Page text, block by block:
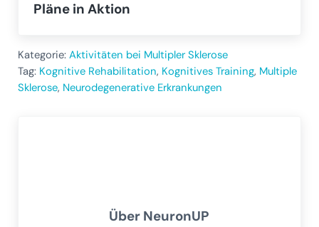
Pläne in Aktion
Kategorie: Aktivitäten bei Multipler Sklerose
Tag: Kognitive Rehabilitation, Kognitives Training, Multiple
Sklerose, Neurodegenerative Erkrankungen
Über NeuronUP